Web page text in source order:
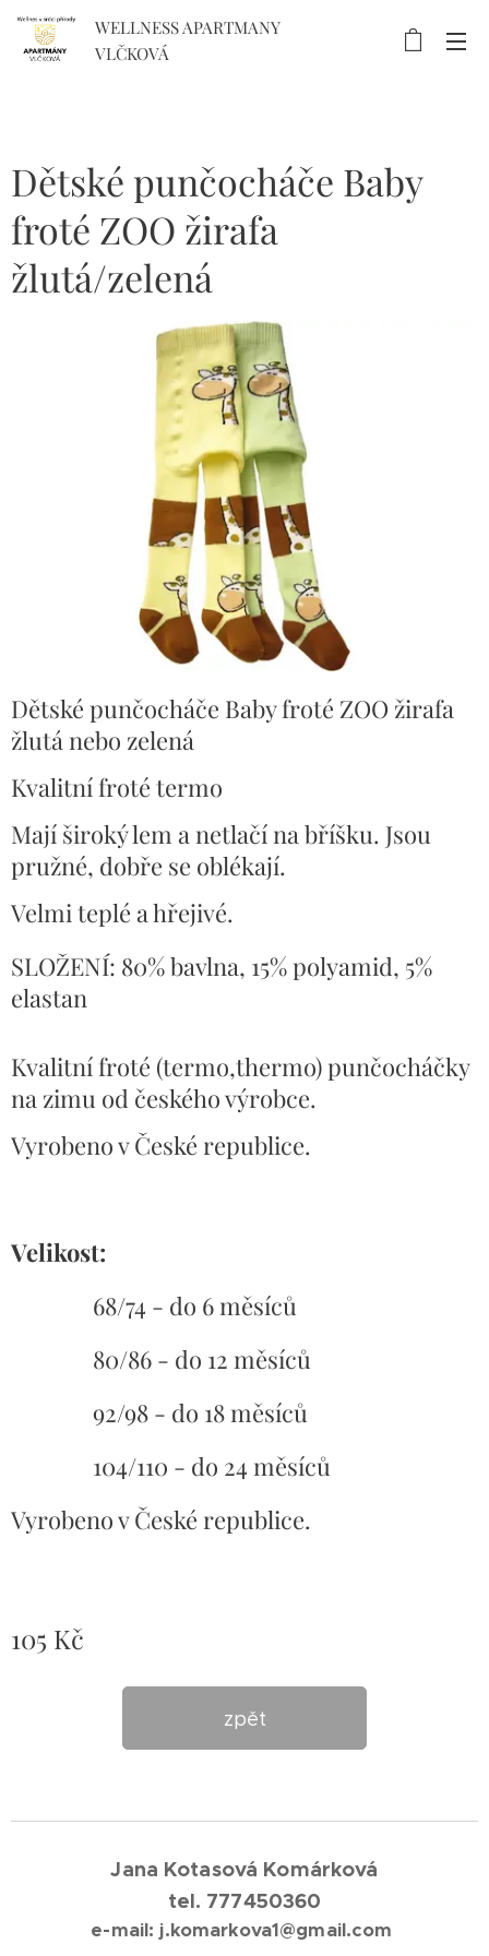
WELLNESS APARTMANY
VLČKOVÁ
Dětské punčocháče Baby
froté ZOO žirafa
žlutá/zelená
Dětské punčocháče Baby froté ZOO žirafa
žlutá nebo zelená
Kvalitní froté termo
Mají široký lem a netlačí na bříšku. Jsou
pružné, dobře se oblékají.
Velmi teplé a hřejivé.
SLOŽENÍ: 80% bavlna, 15% polyamid, 5%
elastan
Kvalitní froté (termo,thermo) punčocháčky
na zimu od českého výrobce.
Vyrobeno v České republice.
Velikost:
68/74 - do 6 měsíců
80/86 - do 12 měsíců
92/98 - do 18 měsíců
104/110 - do 24 měsíců
Vyrobeno v České republice.
105 Kč
zpět
Jana Kotasová Komárková
tel. 777450360
e-mail: j.komarkova1@gmail.com